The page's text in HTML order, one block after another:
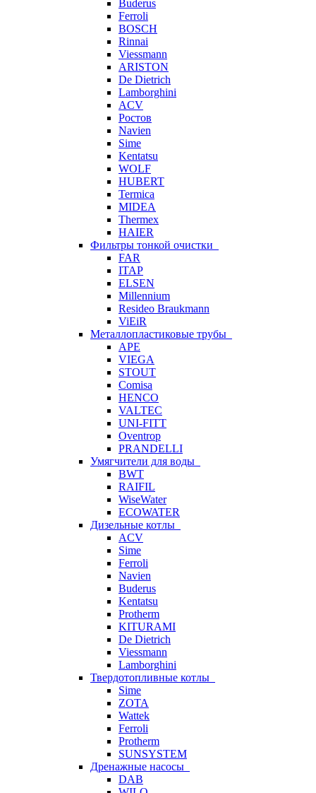
Buderus
Ferroli
BOSCH
Rinnai
Viessmann
ARISTON
De Dietrich
Lamborghini
ACV
Ростов
Navien
Sime
Kentatsu
WOLF
HUBERT
Termica
MIDEA
Thermex
HAIER
Фильтры тонкой очистки
FAR
ITAP
ELSEN
Millennium
Resideo Braukmann
ViEiR
Металлопластиковые трубы
APE
VIEGA
STOUT
Comisa
HENCO
VALTEC
UNI-FITT
Oventrop
PRANDELLI
Умягчители для воды
BWT
RAIFIL
WiseWater
ECOWATER
Дизельные котлы
ACV
Sime
Ferroli
Navien
Buderus
Kentatsu
Protherm
KITURAMI
De Dietrich
Viessmann
Lamborghini
Твердотопливные котлы
Sime
ZOTA
Wattek
Ferroli
Protherm
SUNSYSTEM
Дренажные насосы
DAB